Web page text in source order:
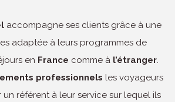
accompagne ses clients grâce à une
adaptée à leurs programmes de
en France comme à l’étranger.
professionnels les voyageurs
un référent à leur service sur lequel ils